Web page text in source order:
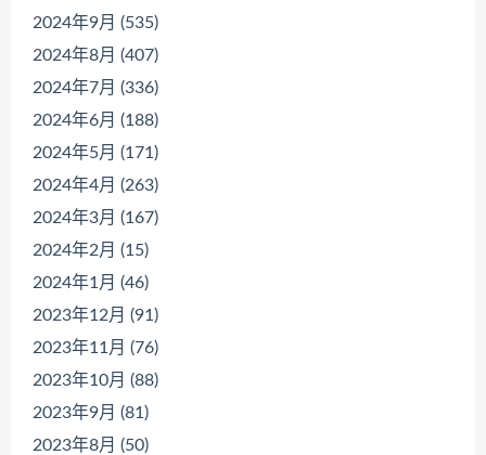
2024年9月 (535)
2024年8月 (407)
2024年7月 (336)
2024年6月 (188)
2024年5月 (171)
2024年4月 (263)
2024年3月 (167)
2024年2月 (15)
2024年1月 (46)
2023年12月 (91)
2023年11月 (76)
2023年10月 (88)
2023年9月 (81)
2023年8月 (50)